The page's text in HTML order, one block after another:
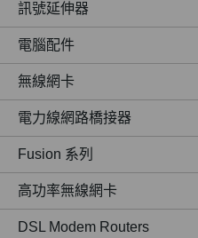
訊號延伸器
電腦配件
無線網卡
電力線網路橋接器
Fusion 系列
高功率無線網卡
DSL Modem Routers